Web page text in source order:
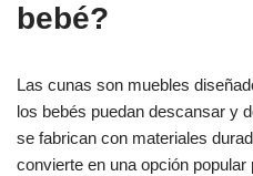
bebé?
Las cunas son muebles
los bebés puedan descansar y
se fabrican con materiales
convierte en una opción